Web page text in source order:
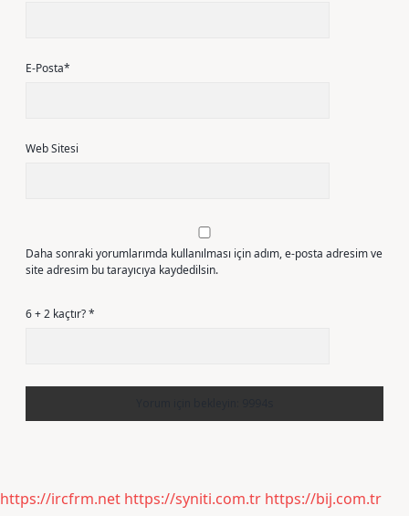
E-Posta*
Web Sitesi
Daha sonraki yorumlarımda kullanılması için adım, e-posta adresim ve
site adresim bu tarayıcıya kaydedilsin.
6 + 2 kaçtır?*
https://ircfrm.net https://syniti.com.tr https://bij.com.tr